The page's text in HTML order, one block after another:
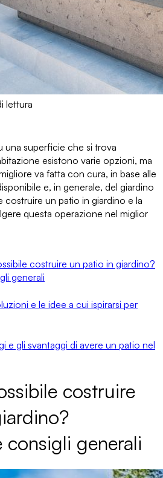
lettura
una superficie che si trova
esistono varie opzioni, ma
va fatta con cura, in base alle
e, in generale, del giardino
costruire un patio in giardino e la
questa operazione nel miglior
costruire un patio in giardino?
generali
e le idee a cui ispirarsi per
e gli svantaggi di avere un patio nel
costruire
consigli generali